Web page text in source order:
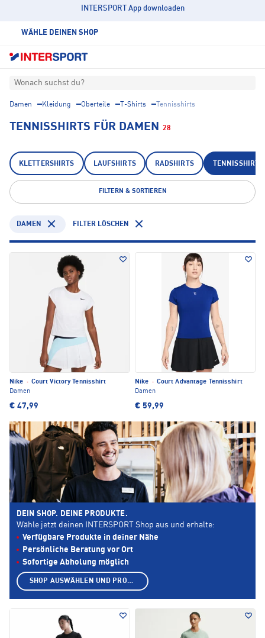
INTERSPORT App downloaden
WÄHLE DEINEN SHOP
Wonach suchst du?
Damen Kleidung Oberteile T-Shirts Tennisshirts
TENNISSHIRTS FÜR DAMEN 28
KLETTERSHIRTS LAUFSHIRTS RADSHIRTS TENNISSHIRTS
FILTERN & SORTIEREN
DAMEN FILTER LÖSCHEN
Nike · Court Victory Tennisshirt
Damen
€ 47,99
Nike · Court Advantage Tennisshirt
Damen
€ 59,99
DEIN SHOP. DEINE PRODUKTE.
Wähle jetzt deinen INTERSPORT Shop aus und erhalte:
Verfügbare Produkte in deiner Nähe
Persönliche Beratung vor Ort
Sofortige Abholung möglich
SHOP AUSWÄHLEN UND PRODUKTE ANZEIGEN